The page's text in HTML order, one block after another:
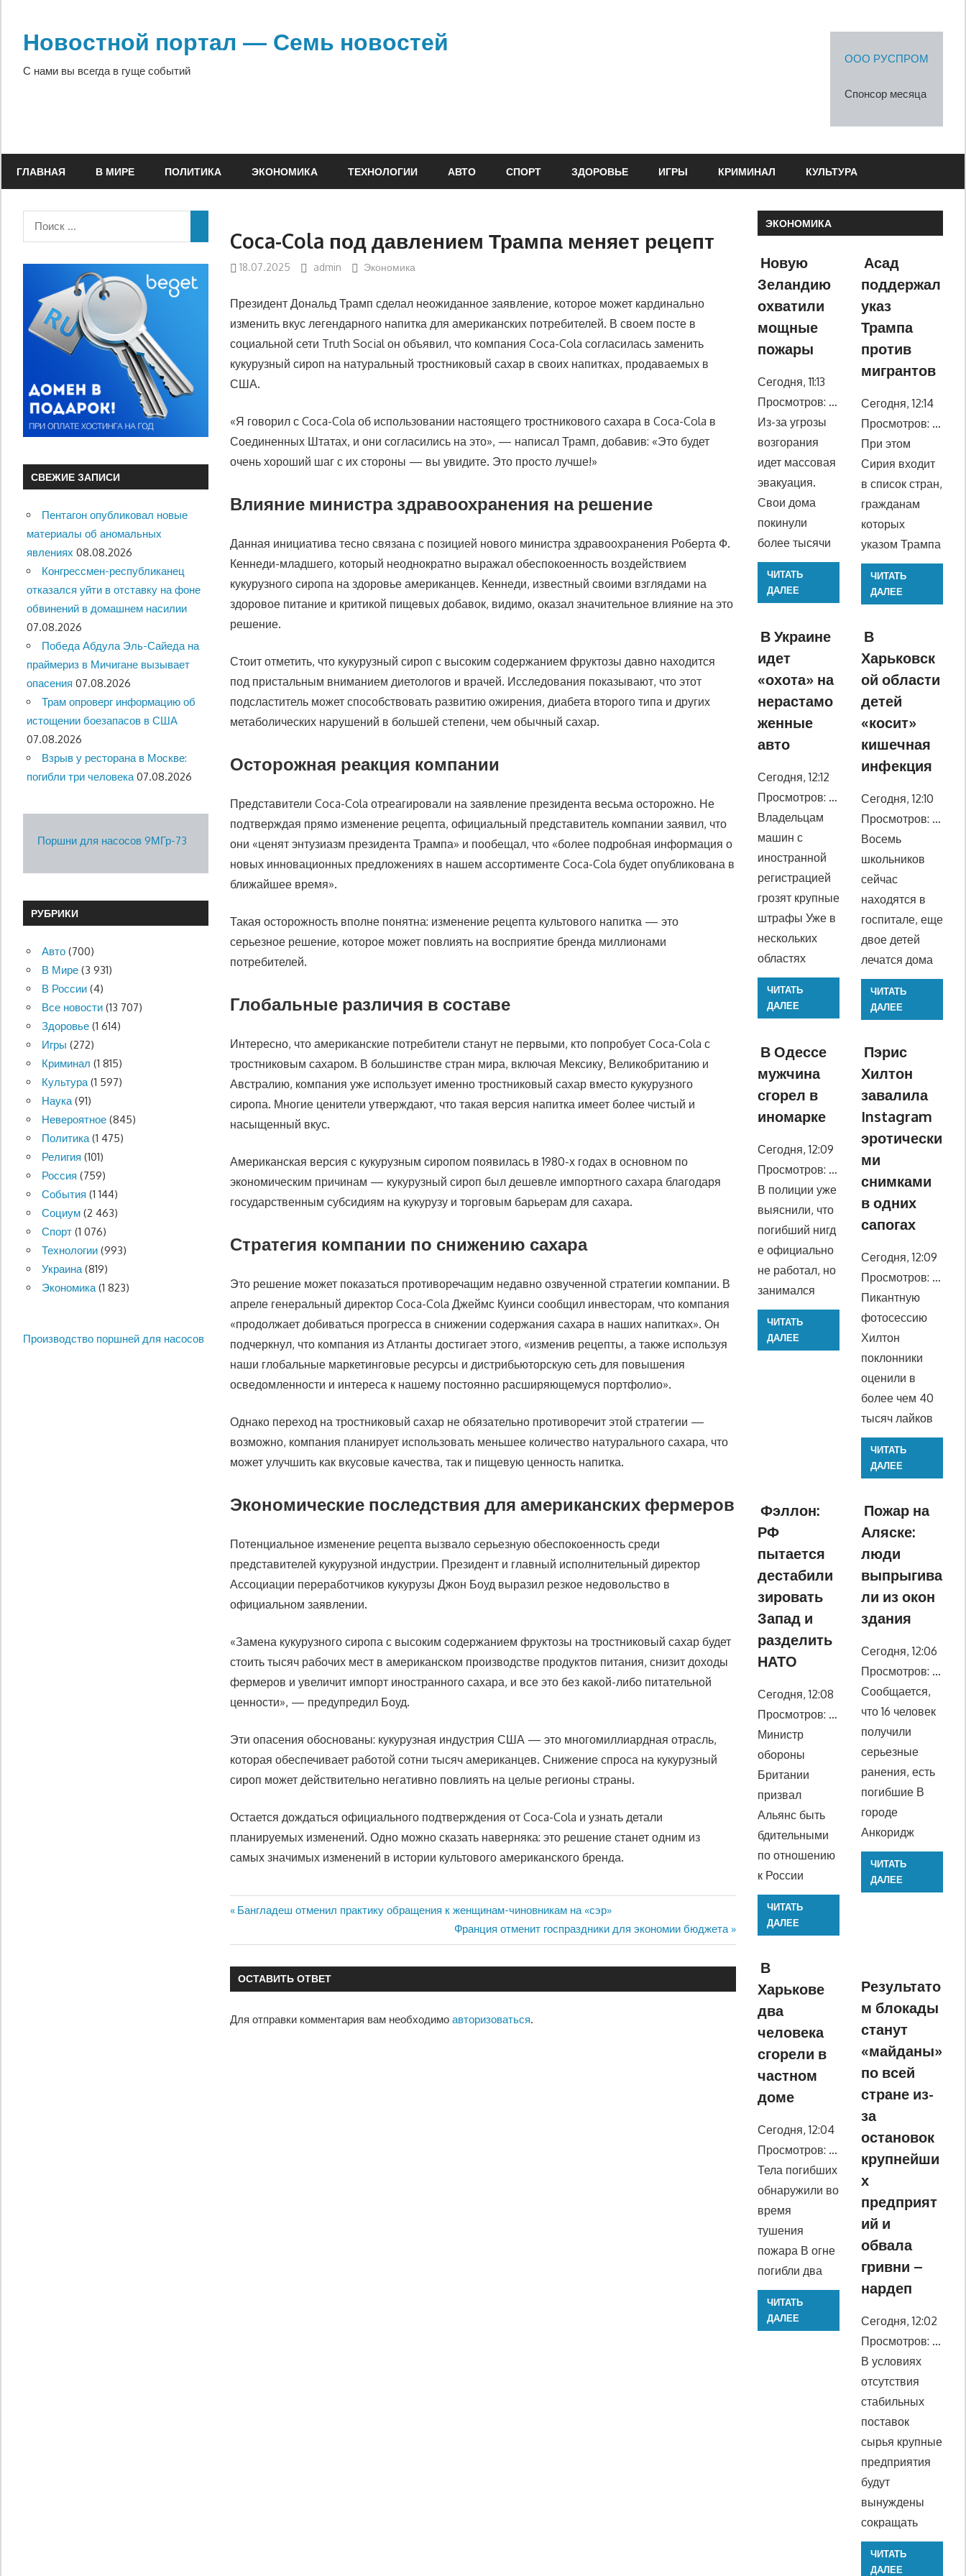
содержимому
Новостной портал — Семь новостей
С нами вы всегда в гуще событий
ООО РУСПРОМ
Спонсор месяца
ГЛАВНАЯ В МИРЕ ПОЛИТИКА ЭКОНОМИКА ТЕХНОЛОГИИ АВТО СПОРТ ЗДОРОВЬЕ ИГРЫ КРИМИНАЛ КУЛЬТУРА
Coca-Cola под давлением Трампа меняет рецепт
18.07.2025 admin Экономика
Президент Дональд Трамп сделал неожиданное заявление, которое может кардинально
изменить вкус легендарного напитка для американских потребителей. В своем посте в
социальной сети Truth Social он объявил, что компания Coca-Cola согласилась заменить
кукурузный сироп на натуральный тростниковый сахар в своих напитках, продаваемых в
США.
«Я говорил с Coca-Cola об использовании настоящего тростникового сахара в Coca-Cola в
Соединенных Штатах, и они согласились на это», — написал Трамп, добавив: «Это будет
очень хороший шаг с их стороны — вы увидите. Это просто лучше!»
Влияние министра здравоохранения на решение
Данная инициатива тесно связана с позицией нового министра здравоохранения Роберта Ф.
Кеннеди-младшего, который неоднократно выражал обеспокоенность воздействием
кукурузного сиропа на здоровье американцев. Кеннеди, известный своими взглядами на
здоровое питание и критикой пищевых добавок, видимо, оказал значительное влияние на это
решение.
Стоит отметить, что кукурузный сироп с высоким содержанием фруктозы давно находится
под пристальным вниманием диетологов и врачей. Исследования показывают, что этот
подсластитель может способствовать развитию ожирения, диабета второго типа и других
метаболических нарушений в большей степени, чем обычный сахар.
Осторожная реакция компании
Представители Coca-Cola отреагировали на заявление президента весьма осторожно. Не
подтверждая прямо изменение рецепта, официальный представитель компании заявил, что
они «ценят энтузиазм президента Трампа» и пообещал, что «более подробная информация о
новых инновационных предложениях в нашем ассортименте Coca-Cola будет опубликована в
ближайшее время».
Такая осторожность вполне понятна: изменение рецепта культового напитка — это
серьезное решение, которое может повлиять на восприятие бренда миллионами
потребителей.
Глобальные различия в составе
Интересно, что американские потребители станут не первыми, кто попробует Coca-Cola с
тростниковым сахаром. В большинстве стран мира, включая Мексику, Великобританию и
Австралию, компания уже использует именно тростниковый сахар вместо кукурузного
сиропа. Многие ценители утверждают, что такая версия напитка имеет более чистый и
насыщенный вкус.
Американская версия с кукурузным сиропом появилась в 1980-х годах в основном по
экономическим причинам — кукурузный сироп был дешевле импортного сахара благодаря
государственным субсидиям на кукурузу и торговым барьерам для сахара.
Стратегия компании по снижению сахара
Это решение может показаться противоречащим недавно озвученной стратегии компании. В
апреле генеральный директор Coca-Cola Джеймс Куинси сообщил инвесторам, что компания
«продолжает добиваться прогресса в снижении содержания сахара в наших напитках». Он
подчеркнул, что компания из Атланты достигает этого, «изменив рецепты, а также используя
наши глобальные маркетинговые ресурсы и дистрибьюторскую сеть для повышения
осведомленности и интереса к нашему постоянно расширяющемуся портфолио».
Однако переход на тростниковый сахар не обязательно противоречит этой стратегии —
возможно, компания планирует использовать меньшее количество натурального сахара, что
может улучшить как вкусовые качества, так и пищевую ценность напитка.
Экономические последствия для американских фермеров
Потенциальное изменение рецепта вызвало серьезную обеспокоенность среди
представителей кукурузной индустрии. Президент и главный исполнительный директор
Ассоциации переработчиков кукурузы Джон Боуд выразил резкое недовольство в
официальном заявлении.
«Замена кукурузного сиропа с высоким содержанием фруктозы на тростниковый сахар будет
стоить тысяч рабочих мест в американском производстве продуктов питания, снизит доходы
фермеров и увеличит импорт иностранного сахара, и все это без какой-либо питательной
ценности», — предупредил Боуд.
Эти опасения обоснованы: кукурузная индустрия США — это многомиллиардная отрасль,
которая обеспечивает работой сотни тысяч американцев. Снижение спроса на кукурузный
сироп может действительно негативно повлиять на целые регионы страны.
Остается дождаться официального подтверждения от Coca-Cola и узнать детали
планируемых изменений. Одно можно сказать наверняка: это решение станет одним из
самых значимых изменений в истории культового американского бренда.
Навигация
по
записям
Предыдущая
Бангладеш отменил практику обращения к женщинам-чиновникам на «сэр»
Следующая
запись:
Франция отменит госпраздники для экономии бюджета
ОСТАВИТЬ ОТВЕТ
Для отправки комментария вам необходимоавторизоваться.
СВЕЖИЕ ЗАПИСИ
Пентагон опубликовал новые
материалы об аномальных
явлениях 08.08.2026
Конгрессмен-республиканец
отказался уйти в отставку на фоне
обвинений в домашнем насилии
07.08.2026
Победа Абдула Эль-Сайеда на
праймериз в Мичигане вызывает
опасения 07.08.2026
Трам опроверг информацию об
истощении боезапасов в США
07.08.2026
Взрыв у ресторана в Москве:
погибли три человека 07.08.2026
Поршни для насосов 9МГр-73
РУБРИКИ
Авто(700)
В Мире(3 931)
В России(4)
Все новости(13 707)
Здоровье(1 614)
Игры (272)
Криминал (1 815)
Культура(1 597)
Наука(91)
Невероятное(845)
Политика(1 475)
Религия (101)
Россия (759)
События (1 144)
Социум(2 463)
Спорт(1 076)
Технологии(993)
Украина(819)
Экономика(1 823)
Производство поршней для насосов
ЭКОНОМИКА
Новую
Зеландию
охватили
мощные
пожары
Сегодня, 11:13
Просмотров: …
Из-за угрозы
возгорания
идет массовая
эвакуация.
Свои дома
покинули
более тысячи
ЧИТАТЬ
ДАЛЕЕ
Асад
поддержал
указ
Трампа
против
мигрантов
Сегодня, 12:14
Просмотров: …
При этом
Сирия входит
в список стран,
гражданам
которых
указом Трампа
ЧИТАТЬ
ДАЛЕЕ
В Украине
идет
«охота» на
нерастамо
женные
авто
Сегодня, 12:12
Просмотров: …
Владельцам
машин с
иностранной
регистрацией
грозят крупные
штрафы Уже в
нескольких
областях
ЧИТАТЬ
ДАЛЕЕ
В
Харьковск
ой области
детей
«косит»
кишечная
инфекция
Сегодня, 12:10
Просмотров: …
Восемь
школьников
сейчас
находятся в
госпитале, еще
двое детей
лечатся дома
ЧИТАТЬ
ДАЛЕЕ
В Одессе
мужчина
сгорел в
иномарке
Сегодня, 12:09
Просмотров: …
В полиции уже
выяснили, что
погибший нигд
е официально
не работал, но
занимался
ЧИТАТЬ
ДАЛЕЕ
Пэрис
Хилтон
завалила
Instagram
эротически
ми
снимками
в одних
сапогах
Сегодня, 12:09
Просмотров: …
Пикантную
фотосессию
Хилтон
поклонники
оценили в
более чем 40
тысяч лайков
ЧИТАТЬ
ДАЛЕЕ
Фэллон:
РФ
пытается
дестабили
зировать
Запад и
разделить
НАТО
Сегодня, 12:08
Просмотров: …
Министр
обороны
Британии
призвал
Альянс быть
бдительными
по отношению
к России
ЧИТАТЬ
ДАЛЕЕ
Пожар на
Аляске:
люди
выпрыгива
ли из окон
здания
Сегодня, 12:06
Просмотров: …
Сообщается,
что 16 человек
получили
серьезные
ранения, есть
погибшие В
городе
Анкоридж
ЧИТАТЬ
ДАЛЕЕ
В
Харькове
два
человека
сгорели в
частном
доме
Сегодня, 12:04
Просмотров: …
Тела погибших
обнаружили во
время
тушения
пожара В огне
погибли два
ЧИТАТЬ
ДАЛЕЕ
Результато
м блокады
станут
«майданы»
по всей
стране из-
за
остановок
крупнейши
х
предприят
ий и
обвала
гривни –
нардеп
Сегодня, 12:02
Просмотров: …
В условиях
отсутствия
стабильных
поставок
сырья крупные
предприятия
будут
вынуждены
сокращать
ЧИТАТЬ
ДАЛЕЕ